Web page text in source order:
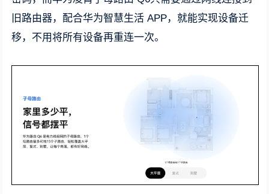
旧路由器，配合华为智慧生活 APP，就能实现设备迁
移，不用将所有设备再重连一次。